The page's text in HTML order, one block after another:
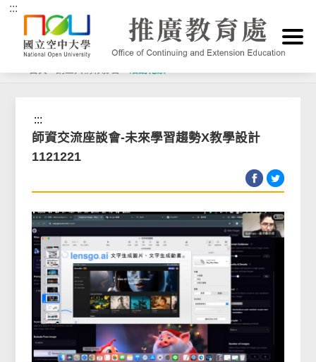
跳到主要內容區塊
:::
:::
師資交流座談會-未來學習趨勢X教學設計
1121221